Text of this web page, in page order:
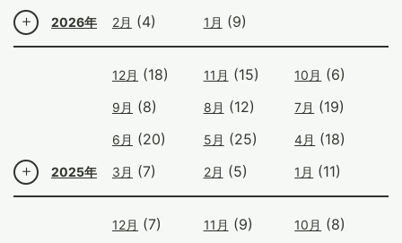
2026年 2月 (4) 1月 (9)
2025年
12月 (18) 11月 (15) 10月 (6)
9月 (8) 8月 (12) 7月 (19)
6月 (20) 5月 (25) 4月 (18)
3月 (7) 2月 (5) 1月 (11)
12月 (7) 11月 (9) 10月 (8)